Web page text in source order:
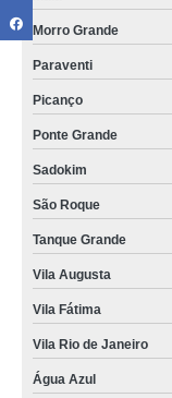
Morro Grande
Paraventi
Picanço
Ponte Grande
Sadokim
São Roque
Tanque Grande
Vila Augusta
Vila Fátima
Vila Rio de Janeiro
Água Azul